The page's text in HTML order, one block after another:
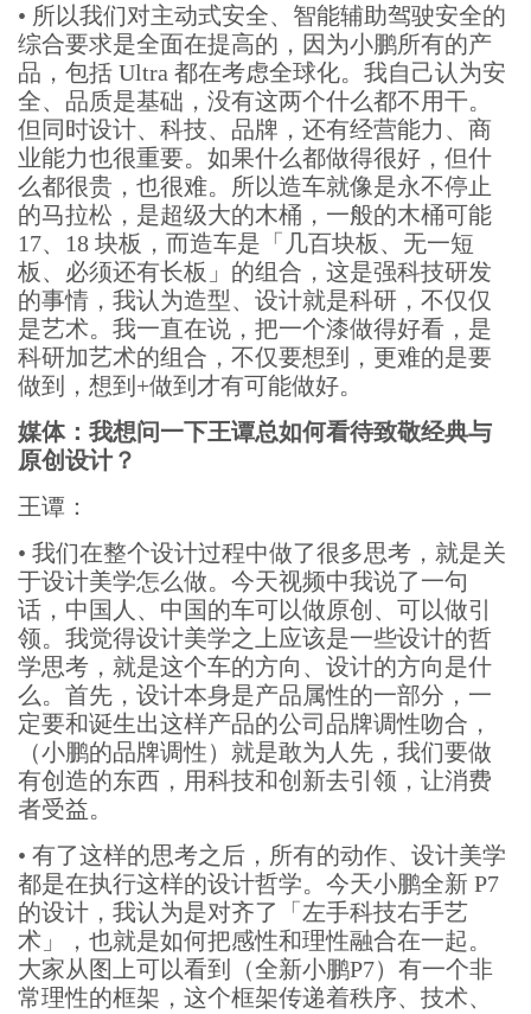
• 所以我们对主动式安全、智能辅助驾驶安全的
综合要求是全面在提高的，因为小鹏所有的产
品，包括 Ultra 都在考虑全球化。我自己认为安
全、品质是基础，没有这两个什么都不用干。
但同时设计、科技、品牌，还有经营能力、商
业能力也很重要。如果什么都做得很好，但什
么都很贵，也很难。所以造车就像是永不停止
的马拉松，是超级大的木桶，一般的木桶可能
17、18 块板，而造车是「几百块板、无一短
板、必须还有长板」的组合，这是强科技研发
的事情，我认为造型、设计就是科研，不仅仅
是艺术。我一直在说，把一个漆做得好看，是
科研加艺术的组合，不仅要想到，更难的是要
做到，想到+做到才有可能做好。
媒体：我想问一下王谭总如何看待致敬经典与
原创设计？
王谭：
• 我们在整个设计过程中做了很多思考，就是关
于设计美学怎么做。今天视频中我说了一句
话，中国人、中国的车可以做原创、可以做引
领。我觉得设计美学之上应该是一些设计的哲
学思考，就是这个车的方向、设计的方向是什
么。首先，设计本身是产品属性的一部分，一
定要和诞生出这样产品的公司品牌调性吻合，
（小鹏的品牌调性）就是敢为人先，我们要做
有创造的东西，用科技和创新去引领，让消费
者受益。
• 有了这样的思考之后，所有的动作、设计美学
都是在执行这样的设计哲学。今天小鹏全新 P7
的设计，我认为是对齐了「左手科技右手艺
术」，也就是如何把感性和理性融合在一起。
大家从图上可以看到（全新小鹏P7）有一个非
常理性的框架，这个框架传递着秩序、技术、